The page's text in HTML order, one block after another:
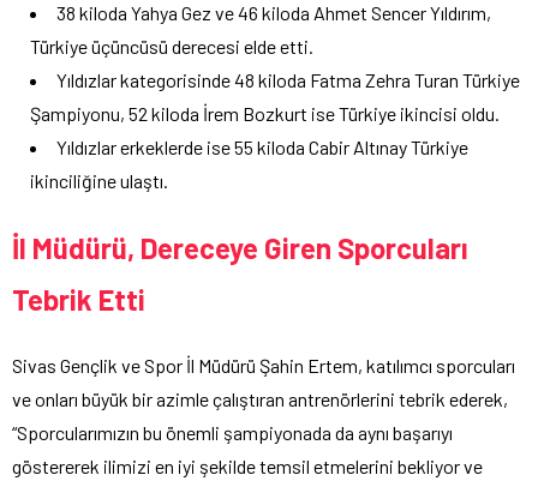
38 kiloda Yahya Gez ve 46 kiloda Ahmet Sencer Yıldırım,
Türkiye üçüncüsü derecesi elde etti.
Yıldızlar kategorisinde 48 kiloda Fatma Zehra Turan Türkiye
Şampiyonu, 52 kiloda İrem Bozkurt ise Türkiye ikincisi oldu.
Yıldızlar erkeklerde ise 55 kiloda Cabir Altınay Türkiye
ikinciliğine ulaştı.
İl Müdürü, Dereceye Giren Sporcuları
Tebrik Etti
Sivas Gençlik ve Spor İl Müdürü Şahin Ertem, katılımcı sporcuları
ve onları büyük bir azimle çalıştıran antrenörlerini tebrik ederek,
“Sporcularımızın bu önemli şampiyonada da aynı başarıyı
göstererek ilimizi en iyi şekilde temsil etmelerini bekliyor ve